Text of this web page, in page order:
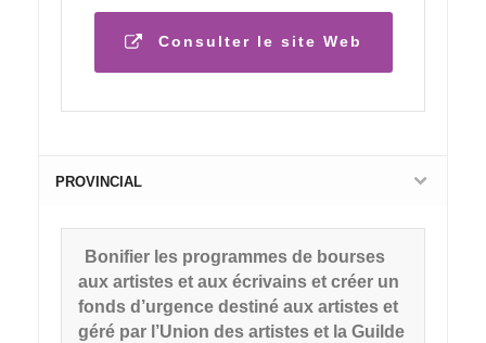
Consulter le site Web
PROVINCIAL
Bonifier les programmes de bourses
aux artistes et aux écrivains et créer un
fonds d’urgence destiné aux artistes et
géré par l’Union des artistes et la Guilde